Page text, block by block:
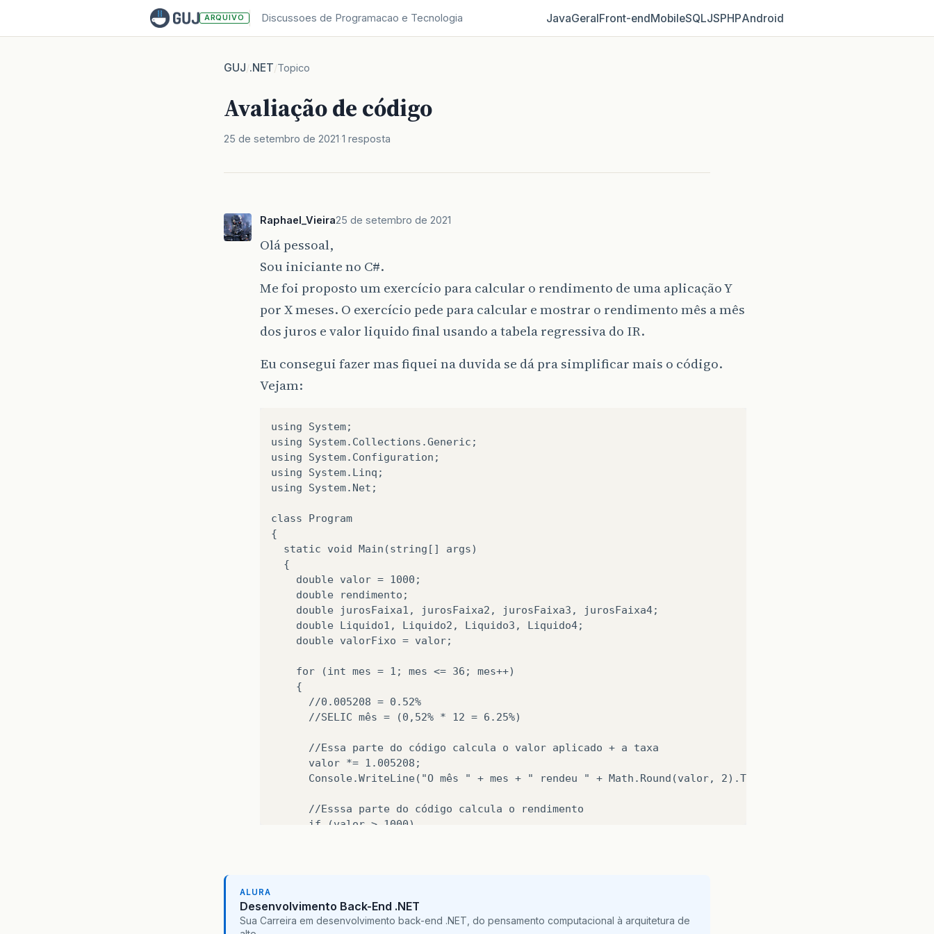
ARQUIVO Discussoes de Programacao e Tecnologia JavaGeralFront‑endMobileSQLJSPHPAndroid
GUJ/.NET/Topico
Avaliação de código
25 de setembro de 2021 1 resposta
Raphael_Vieira25 de setembro de 2021
Olá pessoal,
Sou iniciante no C#.
Me foi proposto um exercício para calcular o rendimento de uma aplicação Y
por X meses. O exercício pede para calcular e mostrar o rendimento mês a mês
dos juros e valor liquido final usando a tabela regressiva do IR.
Eu consegui fazer mas fiquei na duvida se dá pra simplificar mais o código.
Vejam:
using System;
using System.Collections.Generic;
using System.Configuration;
using System.Linq;
using System.Net;
class Program
{
  static void Main(string[] args)
  {
    double valor = 1000;
    double rendimento;
    double jurosFaixa1, jurosFaixa2, jurosFaixa3, jurosFaixa4;
    double Liquido1, Liquido2, Liquido3, Liquido4;
    double valorFixo = valor;
    for (int mes = 1; mes <= 36; mes++)
    {
      //0.005208 = 0.52%
      //SELIC mês = (0,52% * 12 = 6.25%)
      //Essa parte do código calcula o valor aplicado + a taxa
      valor *= 1.005208;
      Console.WriteLine("O mês " + mes + " rendeu " + Math.Round(valor, 2).ToString());
      //Esssa parte do código calcula o rendimento
      if (valor > 1000)
//Essa parte calcula e mostra o valor dos juros na faixa de 22.5%, subtrai do rendimento e mostra
        if (mes <= 6)
ALURA
Desenvolvimento Back-End .NET
Sua Carreira em desenvolvimento back-end .NET, do pensamento computacional à arquitetura de